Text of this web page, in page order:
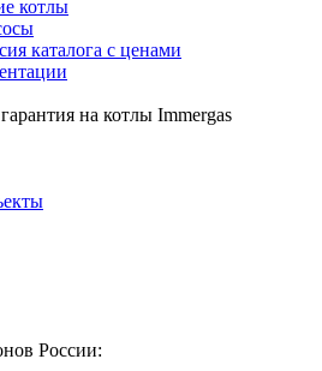
котлы
каталога с ценами
на котлы Immergas
России: